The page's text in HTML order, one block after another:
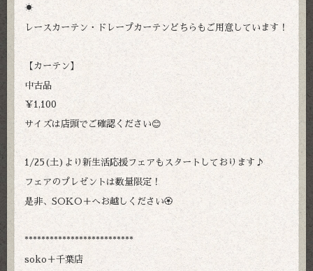
☀️
レースカーテン・ドレープカーテンどちらもご用意しています！
【カーテン】
中古品
￥1,100
サイズは店頭でご確認ください😊
1/25(土)より新生活応援フェアもスタートしております♪
フェアのプレゼントは数量限定！
是非、SOKO＋へお越しください🏵️
**************************
soko＋千葉店